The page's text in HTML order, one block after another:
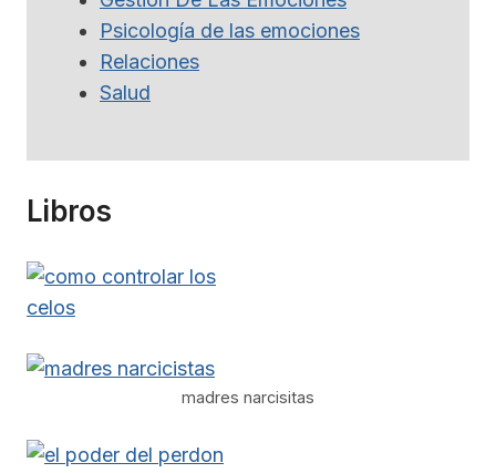
Psicología de las emociones
Relaciones
Salud
Libros
madres narcisitas